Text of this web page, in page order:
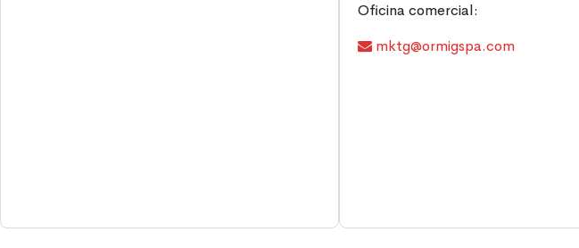
Oficina comercial:
mktg@ormigspa.com